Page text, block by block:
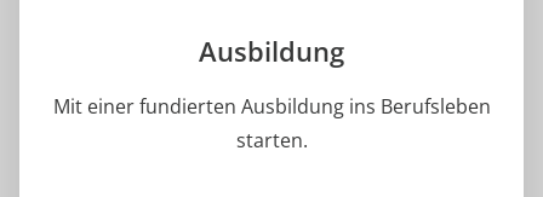
Ausbildung
Mit einer fundierten Ausbildung ins Berufsleben
starten.